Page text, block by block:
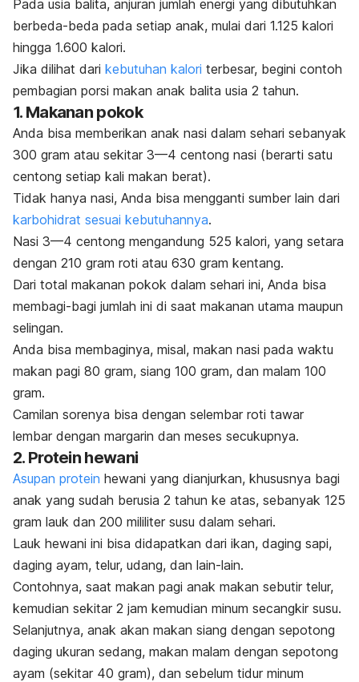
Pada usia balita, anjuran jumlah energi yang dibutuhkan
berbeda-beda pada setiap anak, mulai dari 1.125 kalori
hingga 1.600 kalori.
Jika dilihat dari kebutuhan kalori terbesar, begini contoh
pembagian porsi makan anak balita usia 2 tahun.
1. Makanan pokok
Anda bisa memberikan anak nasi dalam sehari sebanyak
300 gram atau sekitar 3—4 centong nasi (berarti satu
centong setiap kali makan berat).
Tidak hanya nasi, Anda bisa mengganti sumber lain dari
karbohidrat sesuai kebutuhannya.
Nasi 3—4 centong mengandung 525 kalori, yang setara
dengan 210 gram roti atau 630 gram kentang.
Dari total makanan pokok dalam sehari ini, Anda bisa
membagi-bagi jumlah ini di saat makanan utama maupun
selingan.
Anda bisa membaginya, misal, makan nasi pada waktu
makan pagi 80 gram, siang 100 gram, dan malam 100
gram.
Camilan sorenya bisa dengan selembar roti tawar
lembar dengan margarin dan meses secukupnya.
2. Protein hewani
Asupan protein hewani yang dianjurkan, khususnya bagi
anak yang sudah berusia 2 tahun ke atas, sebanyak 125
gram lauk dan 200 mililiter susu dalam sehari.
Lauk hewani ini bisa didapatkan dari ikan, daging sapi,
daging ayam, telur, udang, dan lain-lain.
Contohnya, saat makan pagi anak makan sebutir telur,
kemudian sekitar 2 jam kemudian minum secangkir susu.
Selanjutnya, anak akan makan siang dengan sepotong
daging ukuran sedang, makan malam dengan sepotong
ayam (sekitar 40 gram), dan sebelum tidur minum